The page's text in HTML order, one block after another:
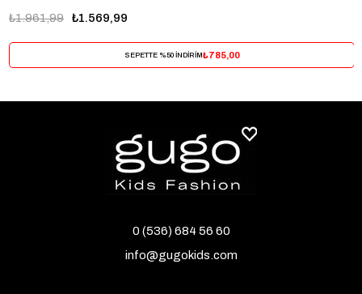
₺1.569,99
₺1.961,99
SEPETTE %50 İNDİRİM₺785,00
0 (536) 684 56 60
info@gugokids.com